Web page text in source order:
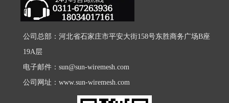
公司总部：河北省石家庄市平安大街158号东胜商务广场B座
19A层
电子邮件： sun@sun-wiremesh.com
公司网址： www.sun-wiremesh.com